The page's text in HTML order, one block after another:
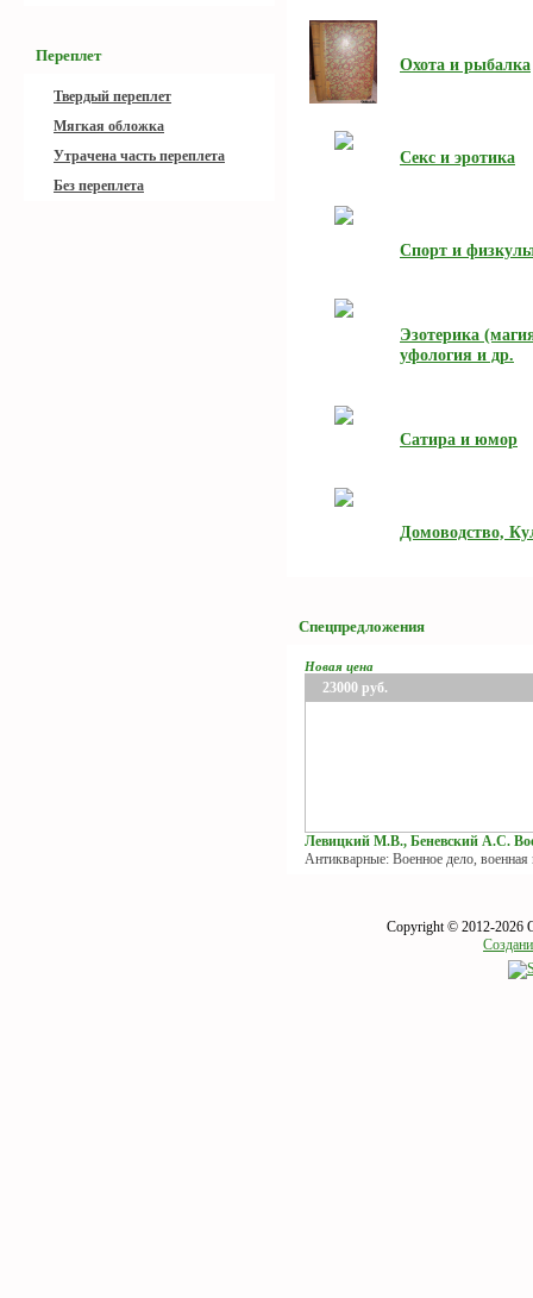
Переплет
Твердый переплет
Мягкая обложка
Утрачена часть переплета
Без переплета
Охота и рыбалка
Секс и эротика
Спорт и
Эзотерика
уфология и др.
Сатира и юмор
Домоводство,
Спецпредложения
Новая цена
23000 руб.
Левицкий М.В., Беневский А.С.
Антикварные: Военное дело, военная
Copyright © 2012-2026